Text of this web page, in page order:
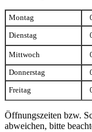
Montag
Dienstag
Mittwoch
Donnerstag
Freitag
Öffnungszeiten bzw.
abweichen, bitte